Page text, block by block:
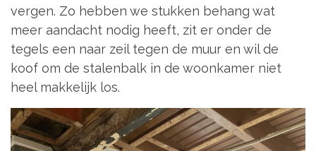
vergen. Zo hebben we stukken behang wat
meer aandacht nodig heeft, zit er onder de
tegels een naar zeil tegen de muur en wil de
koof om de stalenbalk in de woonkamer niet
heel makkelijk los.